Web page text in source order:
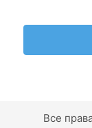
Все